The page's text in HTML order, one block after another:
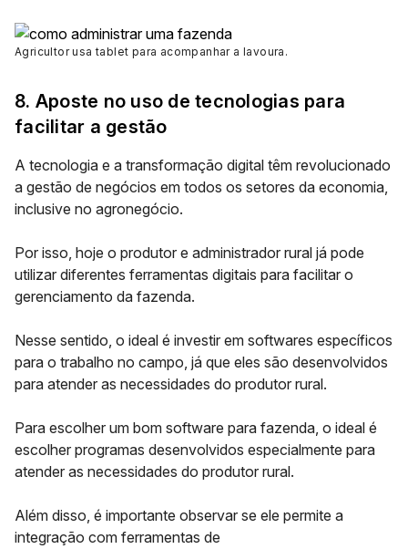
Agricultor usa tablet para acompanhar a lavoura.
8. Aposte no uso de tecnologias para
facilitar a gestão
A tecnologia e a transformação digital têm revolucionado
a gestão de negócios em todos os setores da economia,
inclusive no agronegócio.
Por isso, hoje o produtor e administrador rural já pode
utilizar diferentes ferramentas digitais para facilitar o
gerenciamento da fazenda.
Nesse sentido, o ideal é investir em softwares específicos
para o trabalho no campo, já que eles são desenvolvidos
para atender as necessidades do produtor rural.
Para escolher um bom software para fazenda, o ideal é
escolher programas desenvolvidos especialmente para
atender as necessidades do produtor rural.
Além disso, é importante observar se ele permite a
integração com ferramentas de